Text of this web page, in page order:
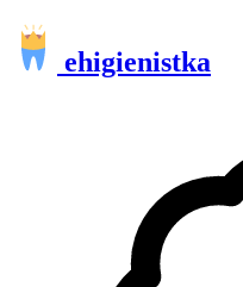
ehigienistka